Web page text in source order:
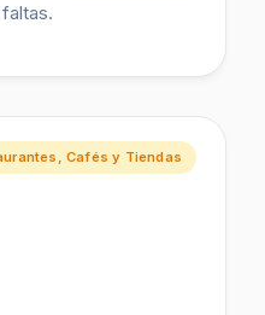
Cafés y Tiendas